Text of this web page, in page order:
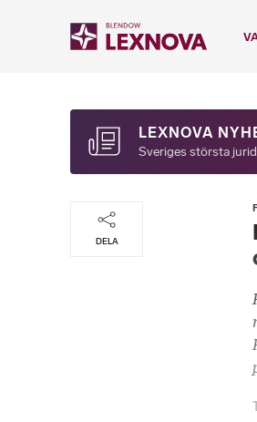
LEXNOVA
Sveriges största
DELA